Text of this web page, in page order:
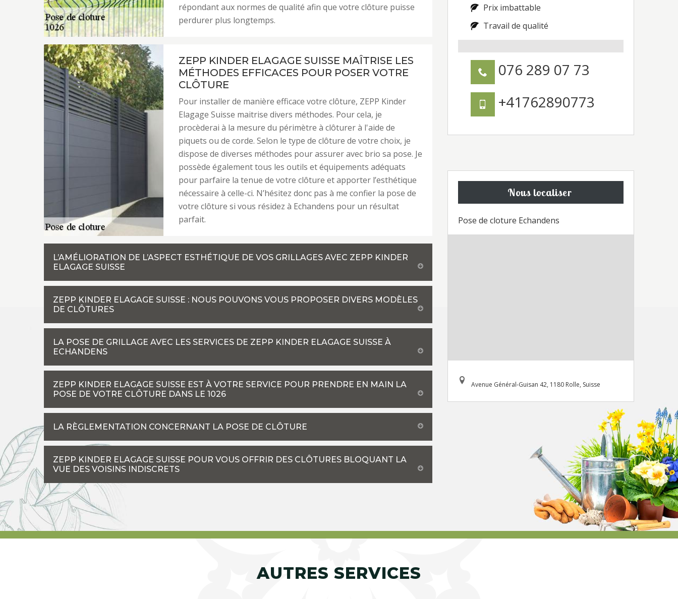
répondant aux normes de qualité afin que votre clôture puisse
perdurer plus longtemps.
ZEPP KINDER ELAGAGE SUISSE MAÎTRISE LES
MÉTHODES EFFICACES POUR POSER VOTRE
CLÔTURE
Pour installer de manière efficace votre clôture, ZEPP Kinder
Elagage Suisse maitrise divers méthodes. Pour cela, je
procèderai à la mesure du périmètre à clôturer à l'aide de
piquets ou de corde. Selon le type de clôture de votre choix, je
dispose de diverses méthodes pour assurer avec brio sa pose. Je
possède également tous les outils et équipements adéquats
pour parfaire la tenue de votre clôture et apporter l’esthétique
nécessaire à celle-ci. N’hésitez donc pas à me confier la pose de
votre clôture si vous résidez à Echandens pour un résultat
parfait.
L’AMÉLIORATION DE L’ASPECT ESTHÉTIQUE DE VOS GRILLAGES AVEC ZEPP KINDER
ELAGAGE SUISSE
ZEPP KINDER ELAGAGE SUISSE : NOUS POUVONS VOUS PROPOSER DIVERS MODÈLES
DE CLÔTURES
LA POSE DE GRILLAGE AVEC LES SERVICES DE ZEPP KINDER ELAGAGE SUISSE À
ECHANDENS
ZEPP KINDER ELAGAGE SUISSE EST À VOTRE SERVICE POUR PRENDRE EN MAIN LA
POSE DE VOTRE CLÔTURE DANS LE 1026
LA RÈGLEMENTATION CONCERNANT LA POSE DE CLÔTURE
ZEPP KINDER ELAGAGE SUISSE POUR VOUS OFFRIR DES CLÔTURES BLOQUANT LA
VUE DES VOISINS INDISCRETS
Prix imbattable
Travail de qualité
076 289 07 73
+41762890773
Nous localiser
Pose de cloture Echandens
Avenue Général-Guisan 42, 1180 Rolle, Suisse
AUTRES SERVICES